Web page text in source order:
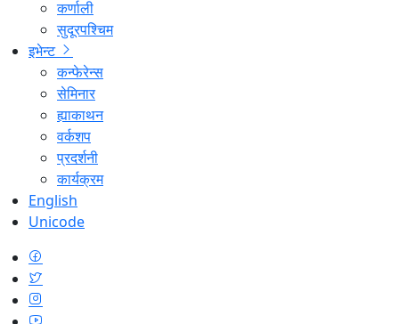
कर्णाली
सुदूरपश्चिम
इभेन्ट
कन्फेरेन्स
सेमिनार
ह्याकाथन
वर्कशप
प्रदर्शनी
कार्यक्रम
English
Unicode